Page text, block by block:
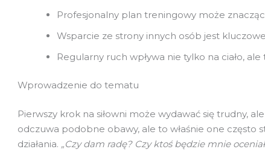
Profesjonalny plan treningowy może
Wsparcie ze strony innych osób jest
Regularny ruch wpływa nie tylko na ciało, ale
Wprowadzenie do tematu
Pierwszy krok na siłowni może wydawać się trudny,
odczuwa podobne obawy, ale to właśnie one często
działania. „Czy dam radę? Czy ktoś będzie mnie